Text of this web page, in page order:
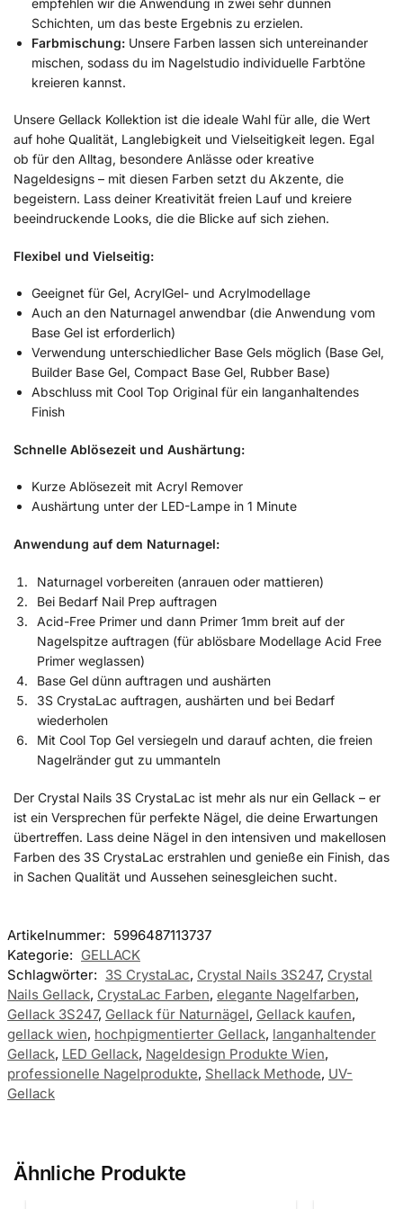
Schichten, um das beste Ergebnis zu erzielen.
Farbmischung: Unsere Farben lassen sich untereinander
mischen, sodass du im Nagelstudio individuelle Farbtöne
kreieren kannst.
Unsere Gellack Kollektion ist die ideale Wahl für alle, die Wert
auf hohe Qualität, Langlebigkeit und Vielseitigkeit legen. Egal
ob für den Alltag, besondere Anlässe oder kreative
Nageldesigns – mit diesen Farben setzt du Akzente, die
begeistern. Lass deiner Kreativität freien Lauf und kreiere
beeindruckende Looks, die die Blicke auf sich ziehen.
Flexibel und Vielseitig:
Geeignet für Gel, AcrylGel- und Acrylmodellage
Auch an den Naturnagel anwendbar (die Anwendung vom
Base Gel ist erforderlich)
Verwendung unterschiedlicher Base Gels möglich (Base Gel,
Builder Base Gel, Compact Base Gel, Rubber Base)
Abschluss mit Cool Top Original für ein langanhaltendes
Finish
Schnelle Ablösezeit und Aushärtung:
Kurze Ablösezeit mit Acryl Remover
Aushärtung unter der LED-Lampe in 1 Minute
Anwendung auf dem Naturnagel:
Naturnagel vorbereiten (anrauen oder mattieren)
Bei Bedarf Nail Prep auftragen
Acid-Free Primer und dann Primer 1mm breit auf der
Nagelspitze auftragen (für ablösbare Modellage Acid Free
Primer weglassen)
Base Gel dünn auftragen und aushärten
3S CrystaLac auftragen, aushärten und bei Bedarf
wiederholen
Mit Cool Top Gel versiegeln und darauf achten, die freien
Nagelränder gut zu ummanteln
Der Crystal Nails 3S CrystaLac ist mehr als nur ein Gellack – er
ist ein Versprechen für perfekte Nägel, die deine Erwartungen
übertreffen. Lass deine Nägel in den intensiven und makellosen
Farben des 3S CrystaLac erstrahlen und genieße ein Finish, das
in Sachen Qualität und Aussehen seinesgleichen sucht.
Artikelnummer: 5996487113737
Kategorie: GELLACK
Schlagwörter: 3S CrystaLac, Crystal Nails 3S247, Crystal
Nails Gellack, CrystaLac Farben, elegante Nagelfarben,
Gellack 3S247, Gellack für Naturnägel, Gellack kaufen,
gellack wien, hochpigmentierter Gellack, langanhaltender
Gellack, LED Gellack, Nageldesign Produkte Wien,
professionelle Nagelprodukte, Shellack Methode, UV-
Gellack
Ähnliche Produkte